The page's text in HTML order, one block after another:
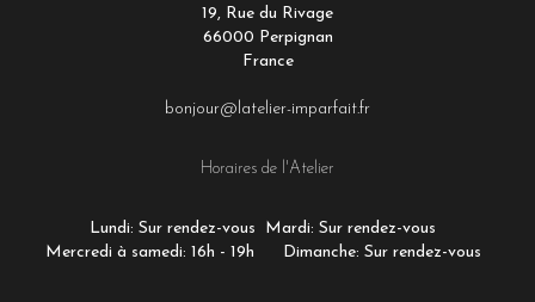
19, Rue du Rivage
66000 Perpignan
France
bonjour@latelier-imparfait.fr
Horaires de l'Atelier
Lundi: Sur rendez-vous
Mardi: Sur rendez-vous
Mercredi à samedi: 16h - 19h
Dimanche: Sur rendez-vous